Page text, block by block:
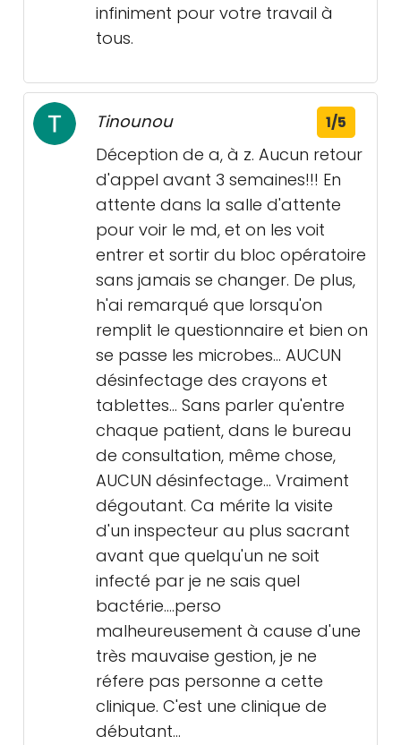
infiniment pour votre travail à
tous.
Tinounou 1/5
Déception de a, à z. Aucun retour
d'appel avant 3 semaines!!! En
attente dans la salle d'attente
pour voir le md, et on les voit
entrer et sortir du bloc opératoire
sans jamais se changer. De plus,
h'ai remarqué que lorsqu'on
remplit le questionnaire et bien on
se passe les microbes... AUCUN
désinfectage des crayons et
tablettes... Sans parler qu'entre
chaque patient, dans le bureau
de consultation, même chose,
AUCUN désinfectage... Vraiment
dégoutant. Ca mérite la visite
d'un inspecteur au plus sacrant
avant que quelqu'un ne soit
infecté par je ne sais quel
bactérie....perso
malheureusement à cause d'une
très mauvaise gestion, je ne
réfere pas personne a cette
clinique. C'est une clinique de
débutant...